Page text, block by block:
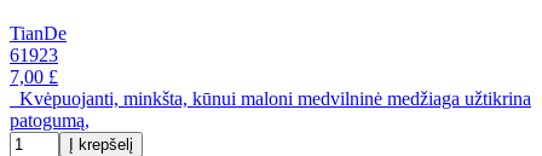
TianDe
61923
7,00 £
Kvėpuojanti, minkšta, kūnui maloni medvilninė medžiaga užtikrina
patogumą,
Į krepšelį